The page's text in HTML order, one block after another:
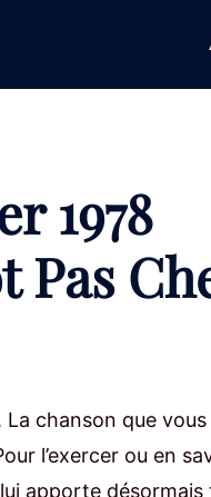
1978
Pas
La chanson que vous
l’exercer ou en
lui apporte